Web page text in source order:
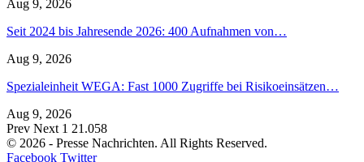
Aug 9, 2026
Seit 2024 bis Jahresende 2026: 400 Aufnahmen von…
Aug 9, 2026
Spezialeinheit WEGA: Fast 1000 Zugriffe bei Risikoeinsätzen…
Aug 9, 2026
Prev Next 1 21.058
© 2026 - Presse Nachrichten. All Rights Reserved.
Facebook Twitter